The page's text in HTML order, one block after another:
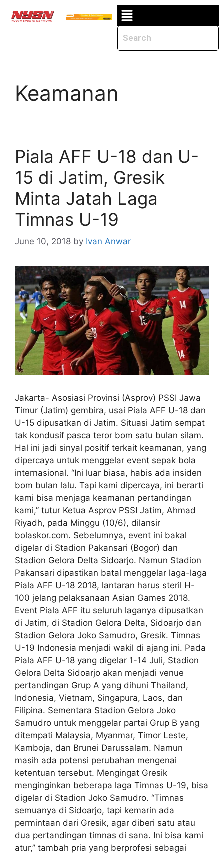
Keamanan
Piala AFF U-18 dan U-
15 di Jatim, Gresik
Minta Jatah Laga
Timnas U-19
June 10, 2018 by Ivan Anwar
Jakarta- Asosiasi Provinsi (Asprov) PSSI Jawa
Timur (Jatim) gembira, usai Piala AFF U-18 dan
U-15 dipusatkan di Jatim. Situasi Jatim sempat
tak kondusif pasca teror bom satu bulan silam.
Hal ini jadi sinyal positif terkait keamanan, yang
dipercaya untuk menggelar event sepak bola
internasional. “Ini luar biasa, habis ada insiden
bom bulan lalu. Tapi kami dipercaya, ini berarti
kami bisa menjaga keamanan pertandingan
kami,” tutur Ketua Asprov PSSI Jatim, Ahmad
Riyadh, pada Minggu (10/6), dilansir
bolaskor.com. Sebelumnya, event ini bakal
digelar di Stadion Pakansari (Bogor) dan
Stadion Gelora Delta Sidoarjo. Namun Stadion
Pakansari dipastikan batal menggelar laga-laga
Piala AFF U-18 2018, lantaran harus steril H-
100 jelang pelaksanaan Asian Games 2018.
Event Piala AFF itu seluruh laganya dipusatkan
di Jatim, di Stadion Gelora Delta, Sidoarjo dan
Stadion Gelora Joko Samudro, Gresik. Timnas
U-19 Indonesia menjadi wakil di ajang ini. Pada
Piala AFF U-18 yang digelar 1-14 Juli, Stadion
Gelora Delta Sidoarjo akan menjadi venue
pertandingan Grup A yang dihuni Thailand,
Indonesia, Vietnam, Singapura, Laos, dan
Filipina. Sementara Stadion Gelora Joko
Samudro untuk menggelar partai Grup B yang
ditempati Malaysia, Myanmar, Timor Leste,
Kamboja, dan Brunei Darussalam. Namun
masih ada potensi perubahan mengenai
ketentuan tersebut. Mengingat Gresik
menginginkan beberapa laga Timnas U-19, bisa
digelar di Stadion Joko Samudro. “Timnas
semuanya di Sidoarjo, tapi kemarin ada
permintaan dari Gresik, agar diberi satu atau
dua pertandingan timnas di sana. Ini bisa kami
atur,” tambah pria yang berprofesi sebagai